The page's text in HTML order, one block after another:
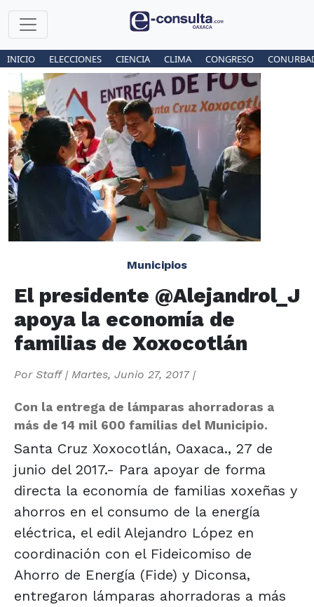
INICIO ELECCIONES CIENCIA CLIMA CONGRESO
Municipios
El presidente @Alejandrol_J
apoya la economía de
familias de Xoxocotlán
Por Staff| Martes, Junio 27, 2017|
Con la entrega de lámparas ahorradoras a
más de 14 mil 600 familias del Municipio.
Santa Cruz Xoxocotlán, Oaxaca., 27 de
junio del 2017.- Para apoyar de forma
directa la economía de familias xoxeñas y
ahorros en el consumo de la energía
eléctrica, el edil Alejandro López en
coordinación con el Fideicomiso de
Ahorro de Energía (Fide) y Diconsa,
entregaron lámparas ahorradoras a más